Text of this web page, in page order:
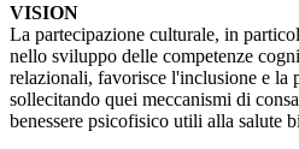
VISION
La partecipazione culturale, in
nello sviluppo delle competenze
relazionali, favorisce l'inclusione e la
sollecitando quei meccanismi di
benessere psicofisico utili alla salute